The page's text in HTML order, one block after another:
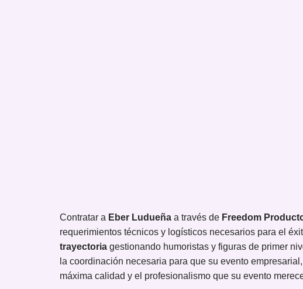
Contratar a Eber Ludueña a través de Freedom
requerimientos técnicos y logísticos necesarios para el
trayectoria gestionando humoristas y figuras de primer
la coordinación necesaria para que su evento
máxima calidad y el profesionalismo que su evento